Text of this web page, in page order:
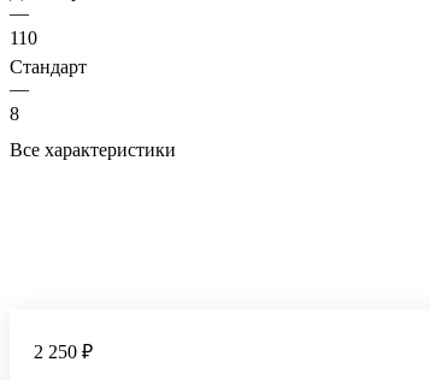
—
110
Стандарт
—
8
Все характеристики
2 250 ₽